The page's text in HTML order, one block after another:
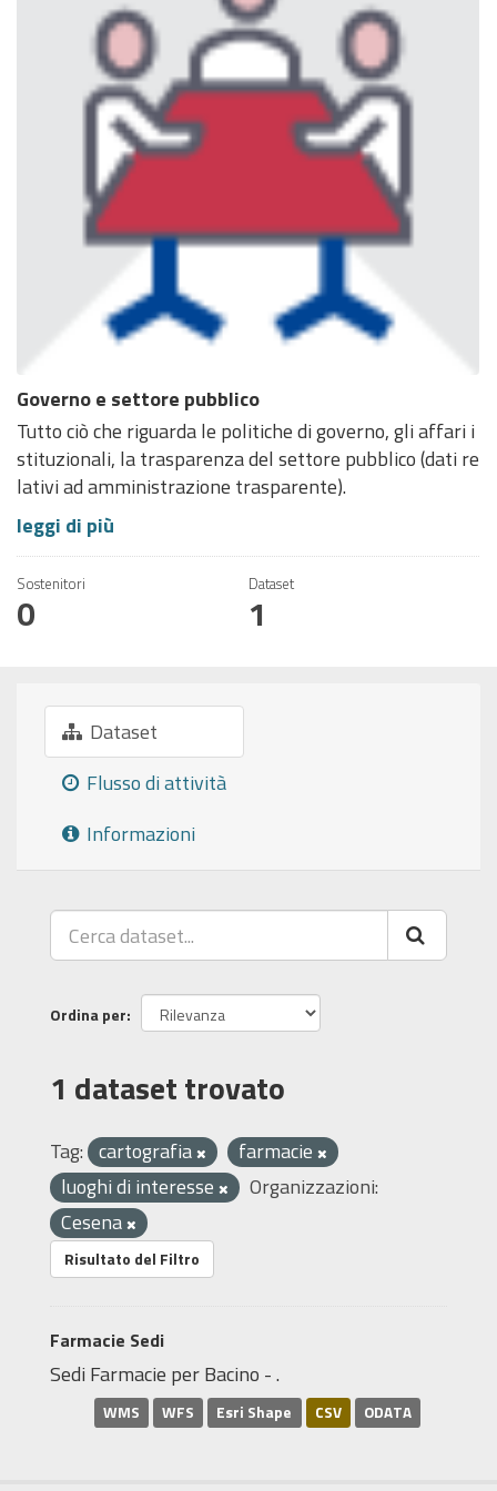
Governo e settore pubblico
Tutto ciò che riguarda le politiche di governo, gli affari i
stituzionali, la trasparenza del settore pubblico (dati re
lativi ad amministrazione trasparente).
leggi di più
Sostenitori
0
Dataset
1
Dataset
Flusso di attività
Informazioni
Ordina per
1 dataset trovato
Tag: cartografia
farmacie
luoghi di interesse
Organizzazioni:
Cesena
Risultato del Filtro
Farmacie Sedi
Sedi Farmacie per Bacino - .
WMS WFS Esri Shape CSV ODATA